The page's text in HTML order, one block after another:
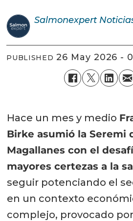
Salmonexpert
PUBLISHED 26 May 2026 -
Hace un mes y medio
Birke asumió la Seremi
Magallanes con el
mayores certezas a la
seguir potenciando el
en un contexto
complejo, provocado